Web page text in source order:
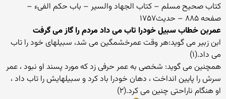
کتاب صحیح مسلم – کتاب الجهاد والسیر – باب حکم الفیء –
صفحه ۸۸۵ – حدیث۱۷۵۷
عمربن خطاب سبیل خودرا تاب می داد مردم را گاز می گرفت
ابن زبیر می گوید:هر وقت عمرخشمگین می شد، سبیلهای خود را تاب
می داد.(۱)
همچنین می گوید: شخصی به عمر حرفی زد که مورد پسند او نبود ، عمر
سرش را پایین انداخت ، دهان خودرا باد کرد و سبیلهایش را تاب داد ،
او هنگام ناراحتی چنین می کرد.(۲)